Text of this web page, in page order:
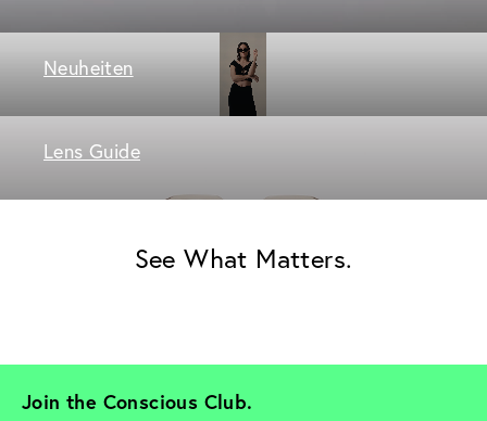
Neuheiten
Lens Guide
See What Matters.
Join the Conscious Club.